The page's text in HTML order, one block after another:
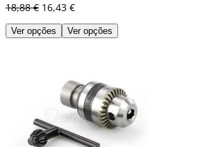
18,88 € 16,43 €
Ver opções Ver opções